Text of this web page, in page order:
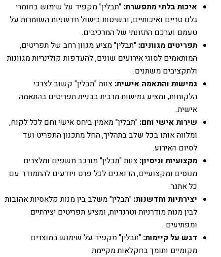
איכות בלתי מתפשרת: "תבלין" מקפיד על שימוש בחומרי
גלם טריים ואיכותיים, ובשיטות בישול חדשניות השומרות על
טעמם וערכם התזונתי של המרכיבים.
תפריטים מגוונים: "תבלין" מציע מגוון רחב של תפריטים,
המותאמים לסוגי אירועים שונים, להעדפות קולינריות מגוונות
ולתקציבים משתנים.
גמישות והתאמה אישית: צוות "תבלין" קשוב לצרכי
הלקוחות, ומציע גמישות מרבית בבניית תפריטים בהתאמה
אישית.
שירות אישי וחם: "תבלין" מאמין ביחס אישי וחם לכל לקוח,
ומלווה אותו בכל שלב בתהליך, החל מתכנון התפריט ועד
לסיום האירוע.
מקצועיות וניסיון: צוות "תבלין" מורכב משפים ומלצרים
מנוסים ומקצועיים, הדואגים לכל פרט ויודעים להתמודד עם
כל אתגר.
יצירתיות וחדשנות: "תבלין" משלב בין מנות קלאסיות אהובות
לבין מנות מודרניות וטרנדיות, ומציע תפריטים יצירתיים
ומפתיעים.
דגש על קיימות: "תבלין" מקפיד על שימוש במוצרים
מקומיים ותומך בחקלאות מקיימת.